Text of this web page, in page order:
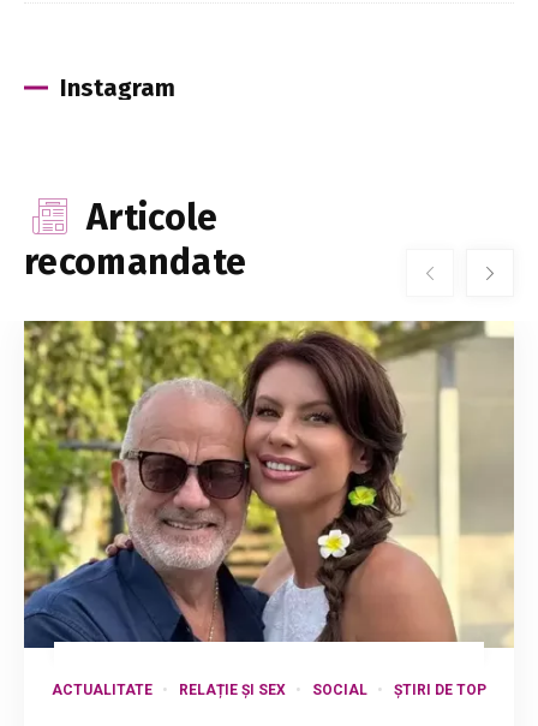
Instagram
Articole
recomandate
ACTUALITATE RELAȚIE ȘI SEX SOCIAL ȘTIRI DE TOP